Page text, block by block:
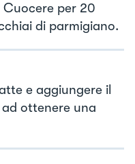
per 20
di parmigiano.
e aggiungere il
ottenere una